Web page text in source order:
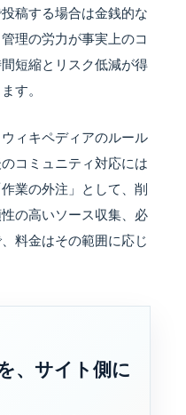
稿する場合は金銭的な
理の労力が事実上のコ
短縮とリスク低減が得
す。
ィキペディアのルール
コミュニティ対応には
業の外注」として、削
の高いソース収集、必
料金はその範囲に応じ
、サイト側に